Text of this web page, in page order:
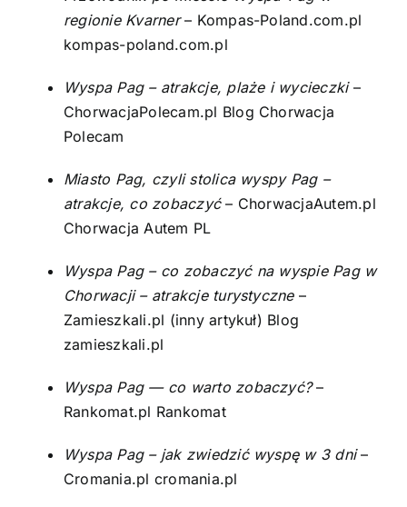
regionie Kvarner– Kompas-Poland.com.pl
kompas-poland.com.pl
Wyspa Pag – atrakcje, plaże i wycieczki–
ChorwacjaPolecam.pl Blog Chorwacja
Polecam
Miasto Pag, czyli stolica wyspy Pag –
atrakcje, co zobaczyć– ChorwacjaAutem.pl
Chorwacja Autem PL
Wyspa Pag – co zobaczyć na wyspie Pag w
Chorwacji – atrakcje turystyczne–
Zamieszkali.pl (inny artykuł) Blog
zamieszkali.pl
Wyspa Pag — co warto zobaczyć?–
Rankomat.pl Rankomat
Wyspa Pag – jak zwiedzić wyspę w 3 dni–
Cromania.pl cromania.pl